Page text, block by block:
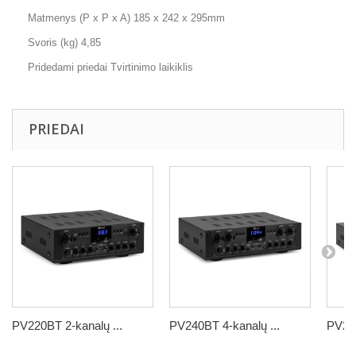
Matmenys (P x P x A) 185 x 242 x 295mm
Svoris (kg) 4,85
Pridedami priedai Tvirtinimo laikiklis
PRIEDAI
PV220BT 2-kanalų ... PV240BT 4-kanalų ...